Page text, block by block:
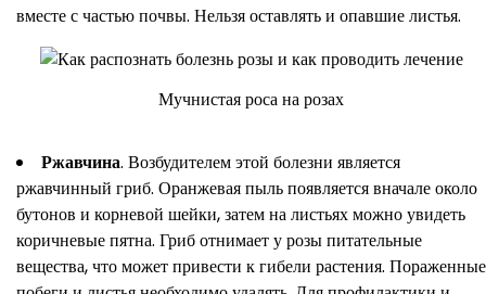
вместе с частью почвы. Нельзя оставлять и опавшие листья.
Мучнистая роса на розах
Ржавчина. Возбудителем этой болезни является
ржавчинный гриб. Оранжевая пыль появляется вначале около
бутонов и корневой шейки, затем на листьях можно увидеть
коричневые пятна. Гриб отнимает у розы питательные
вещества, что может привести к гибели растения. Пораженные